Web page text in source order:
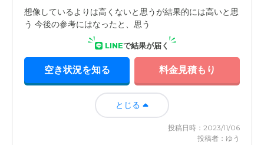
想像しているよりは高くないと思うが結果的には高いと思
う 今後の参考にはなったと、思う
LINEで結果が届く
空き状況を知る 料金見積もり
とじる
投稿日時：2023/11/06
投稿者：ゆう